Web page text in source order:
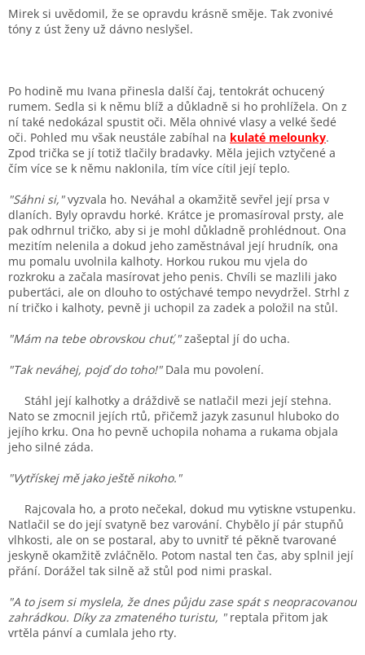
Mirek si uvědomil, že se opravdu krásně směje. Tak zvonivé
tóny z úst ženy už dávno neslyšel.
Po hodině mu Ivana přinesla další čaj, tentokrát ochucený
rumem. Sedla si k němu blíž a důkladně si ho prohlížela. On z
ní také nedokázal spustit oči. Měla ohnivé vlasy a velké šedé
oči. Pohled mu však neustále zabíhal na kulaté melounky.
Zpod trička se jí totiž tlačily bradavky. Měla jejich vztyčené a
čím více se k němu naklonila, tím více cítil její teplo.
"Sáhni si,"vyzvala ho. Neváhal a okamžitě sevřel její prsa v
dlaních. Byly opravdu horké. Krátce je promasíroval prsty, ale
pak odhrnul tričko, aby si je mohl důkladně prohlédnout. Ona
mezitím nelenila a dokud jeho zaměstnával její hrudník, ona
mu pomalu uvolnila kalhoty. Horkou rukou mu vjela do
rozkroku a začala masírovat jeho penis. Chvíli se mazlili jako
puberťáci, ale on dlouho to ostýchavé tempo nevydržel. Strhl z
ní tričko i kalhoty, pevně ji uchopil za zadek a položil na stůl.
"Mám na tebe obrovskou chuť,"zašeptal jí do ucha.
"Tak neváhej, pojď do toho!"Dala mu povolení.
Stáhl její kalhotky a dráždivě se natlačil mezi její stehna.
Nato se zmocnil jejích rtů, přičemž jazyk zasunul hluboko do
jejího krku. Ona ho pevně uchopila nohama a rukama objala
jeho silné záda.
"Vytřískej mě jako ještě nikoho."
Rajcovala ho, a proto nečekal, dokud mu vytiskne vstupenku.
Natlačil se do její svatyně bez varování. Chybělo jí pár stupňů
vlhkosti, ale on se postaral, aby to uvnitř té pěkně tvarované
jeskyně okamžitě zvláčnělo. Potom nastal ten čas, aby splnil její
přání. Dorážel tak silně až stůl pod nimi praskal.
"A to jsem si myslela, že dnes půjdu zase spát s neopracovanou
zahrádkou. Díky za zmateného turistu, " reptala přitom jak
vrtěla pánví a cumlala jeho rty.